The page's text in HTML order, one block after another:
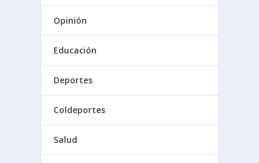
Opinión
Educación
Deportes
Coldeportes
Salud